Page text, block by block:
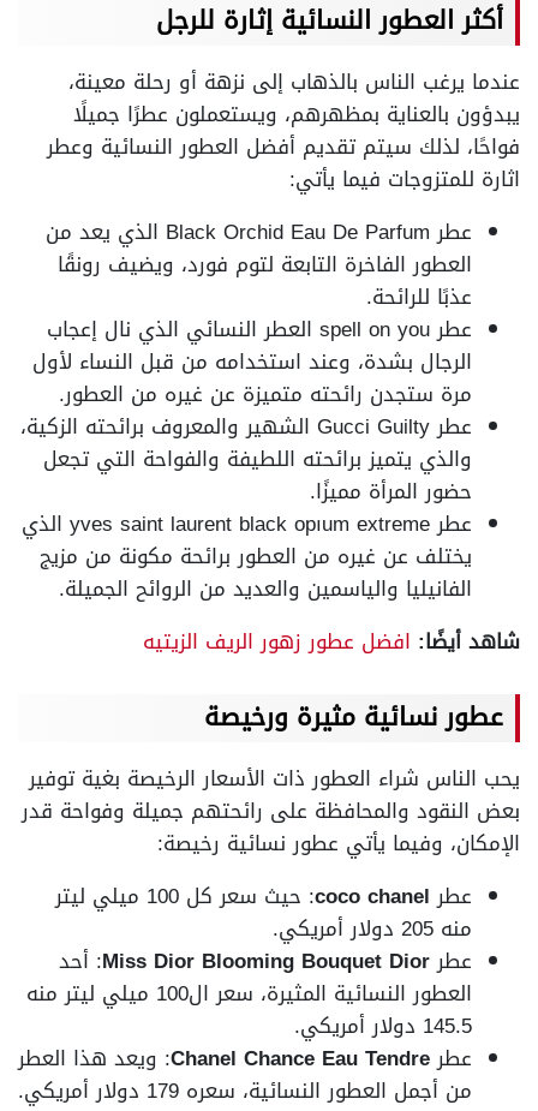
أكثر العطور النسائية إثارة للرجل
عندما يرغب الناس بالذهاب إلى نزهة أو رحلة معينة،
يبدؤون بالعناية بمظهرهم، ويستعملون عطرًا جميلًا
فواحًا، لذلك سيتم تقديم أفضل العطور النسائية وعطر
اثارة للمتزوجات فيما يأتي:
عطر Black Orchid Eau De Parfum الذي يعد من
العطور الفاخرة التابعة لتوم فورد، ويضيف رونقًا
عذبًا للرائحة.
عطر spell on you العطر النسائي الذي نال إعجاب
الرجال بشدة، وعند استخدامه من قبل النساء لأول
مرة ستجدن رائحته متميزة عن غيره من العطور.
عطر Gucci Guilty الشهير والمعروف برائحته الزكية،
والذي يتميز برائحته اللطيفة والفواحة التي تجعل
حضور المرأة مميزًا.
عطر yves saint laurent black opıum extreme الذي
يختلف عن غيره من العطور برائحة مكونة من مزيج
الفانيليا والياسمين والعديد من الروائح الجميلة.
شاهد أيضًا: افضل عطور زهور الريف الزيتيه
عطور نسائية مثيرة ورخيصة
يحب الناس شراء العطور ذات الأسعار الرخيصة بغية توفير
بعض النقود والمحافظة على رائحتهم جميلة وفواحة قدر
الإمكان، وفيما يأتي عطور نسائية رخيصة:
عطرcoco chanel
: حيث سعر كل 100 ميلي ليتر
منه 205 دولار أمريكي.
عطرMiss Dior Blooming Bouquet Dior: أحد
العطور النسائية المثيرة، سعر ال100 ميلي ليتر منه
145.5 دولار أمريكي.
عطرChanel Chance Eau Tendre: ويعد هذا العطر
من أجمل العطور النسائية، سعره 179 دولار أمريكي.